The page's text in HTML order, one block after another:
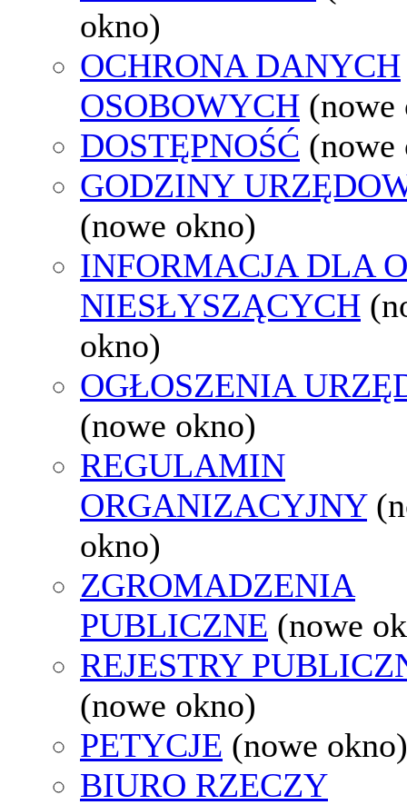
okno)
OCHRONA DANYCH
OSOBOWYCH (nowe
DOSTĘPNOŚĆ (nowe
GODZINY
(nowe okno)
INFORMACJA DLA
NIESŁYSZĄCYCH
okno)
OGŁOSZENIA
(nowe okno)
REGULAMIN
ORGANIZACYJNY
okno)
ZGROMADZENIA
PUBLICZNE (nowe
REJESTRY
(nowe okno)
PETYCJE (nowe okno)
BIURO RZECZY